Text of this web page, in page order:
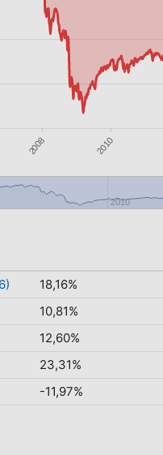
2008 2010
2010
18,16%
10,81%
12,60%
23,31%
-11,97%